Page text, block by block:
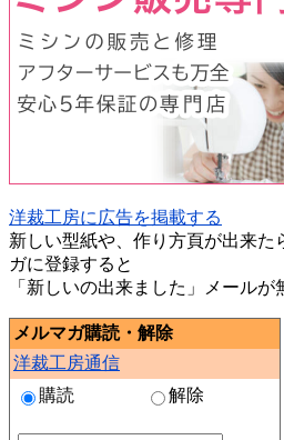
洋裁工房に広告を掲載する
新しい型紙や、作り方頁が出来た
ガに登録すると
「新しいの出来ました」メールが
メルマガ購読・解除
洋裁工房通信
購読
解除